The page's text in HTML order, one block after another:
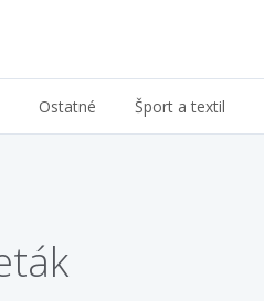
Ostatné Šport a textil